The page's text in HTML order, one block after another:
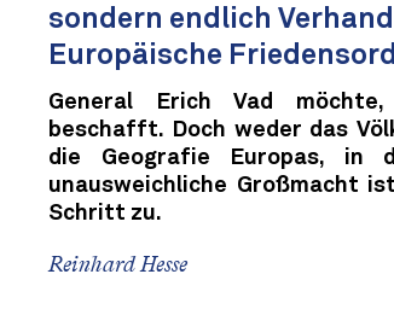
sondern endlich
Europäische
General Erich Vad
beschafft. Doch weder das
die Geografie Europas, in
unausweichliche Großmacht
Schritt zu.
Reinhard Hesse